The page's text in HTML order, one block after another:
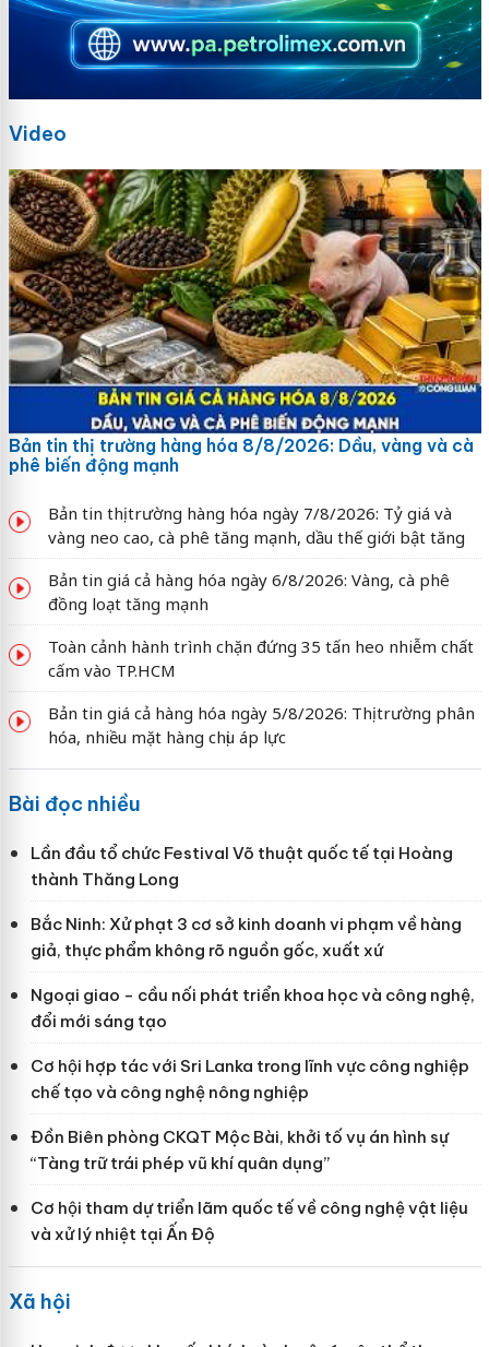
Video
Bản tin thị trường hàng hóa 8/8/2026: Dầu, vàng và cà
phê biến động mạnh
Bản tin thị trường hàng hóa ngày 7/8/2026: Tỷ giá và
vàng neo cao, cà phê tăng mạnh, dầu thế giới bật tăng
Bản tin giá cả hàng hóa ngày 6/8/2026: Vàng, cà phê
đồng loạt tăng mạnh
Toàn cảnh hành trình chặn đứng 35 tấn heo nhiễm chất
cấm vào TP.HCM
Bản tin giá cả hàng hóa ngày 5/8/2026: Thị trường phân
hóa, nhiều mặt hàng chịu áp lực
Bài đọc nhiều
Lần đầu tổ chức Festival Võ thuật quốc tế tại Hoàng
thành Thăng Long
Bắc Ninh: Xử phạt 3 cơ sở kinh doanh vi phạm về hàng
giả, thực phẩm không rõ nguồn gốc, xuất xứ
Ngoại giao - cầu nối phát triển khoa học và công nghệ,
đổi mới sáng tạo
Cơ hội hợp tác với Sri Lanka trong lĩnh vực công nghiệp
chế tạo và công nghệ nông nghiệp
Đồn Biên phòng CKQT Mộc Bài, khởi tố vụ án hình sự
“Tàng trữ trái phép vũ khí quân dụng”
Cơ hội tham dự triển lãm quốc tế về công nghệ vật liệu
và xử lý nhiệt tại Ấn Độ
Xã hội